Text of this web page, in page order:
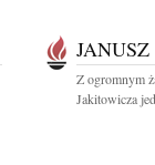
Z ogromnym
Jakitowicza